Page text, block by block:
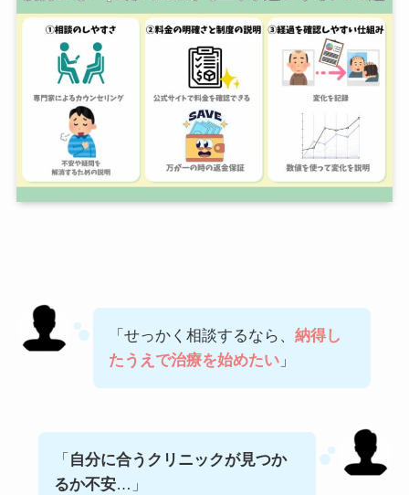
「せっかく相談するなら、 納得し
たうえで治療を始めたい」
「 自分に合うクリニックが見つか
るか不安…」